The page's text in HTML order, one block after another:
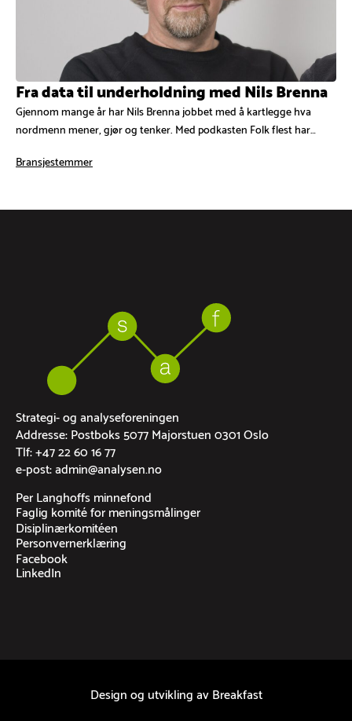
Fra data til underholdning med Nils Brenna
Gjennom mange år har Nils Brenna jobbet med å kartlegge hva
nordmenn mener, gjør og tenker. Med podkasten Folk flest har…
Bransjestemmer
Strategi- og analyseforeningen
Addresse: Postboks 5077 Majorstuen 0301 Oslo
Tlf: +47 22 60 16 77
e-post: admin@analysen.no
Per Langhoffs minnefond
Faglig komité for meningsmålinger
Disiplinærkomitéen
Personvernerklæring
Facebook
LinkedIn
Design og utvikling avBreakfast